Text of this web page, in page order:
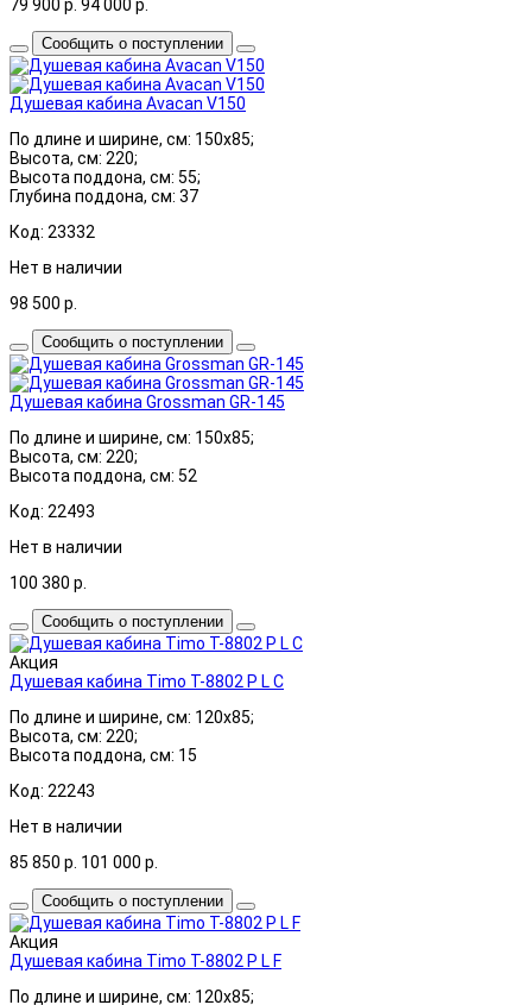
79 900 р. 94 000 р.
Сообщить о поступлении
Душевая кабина Avacan V150
По длине и ширине, см: 150x85;
Высота, см: 220;
Высота поддона, см: 55;
Глубина поддона, см: 37
Код: 23332
Нет в наличии
98 500 р.
Сообщить о поступлении
Душевая кабина Grossman GR-145
По длине и ширине, см: 150x85;
Высота, см: 220;
Высота поддона, см: 52
Код: 22493
Нет в наличии
100 380 р.
Сообщить о поступлении
Акция
Душевая кабина Timo T-8802 P L C
По длине и ширине, см: 120x85;
Высота, см: 220;
Высота поддона, см: 15
Код: 22243
Нет в наличии
85 850 р. 101 000 р.
Сообщить о поступлении
Акция
Душевая кабина Timo T-8802 P L F
По длине и ширине, см: 120x85;